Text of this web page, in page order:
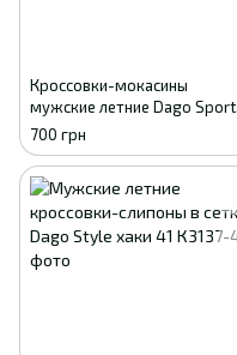
Кроссовки-мокасины
мужские летние Dago Sport
сетка (светло-коричневые),
размеры 41-45 41 - 27см
700 грн